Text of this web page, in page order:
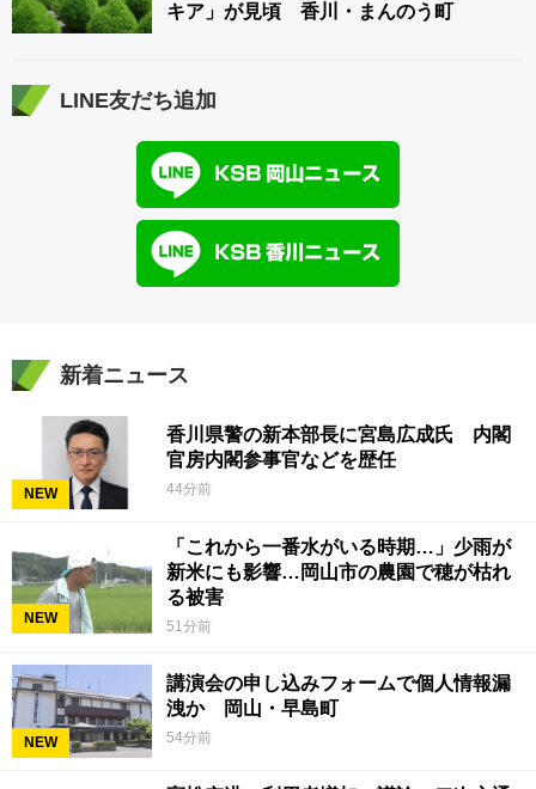
キア」が見頃 香川・まんのう町
LINE友だち追加
新着ニュース
NEW
香川県警の新本部長に宮島広成氏 内閣
官房内閣参事官などを歴任
44分前
NEW
「これから一番水がいる時期…」少雨が
新米にも影響…岡山市の農園で穂が枯れ
る被害
51分前
NEW
講演会の申し込みフォームで個人情報漏
洩か 岡山・早島町
54分前